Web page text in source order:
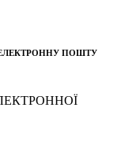
ЕЛЕКТРОННУ ПОШТУ